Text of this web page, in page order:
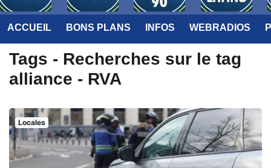
ACCUEIL BONS PLANS INFOS WEBRADIOS
Tags - Recherches sur le tag
alliance - RVA
Locales